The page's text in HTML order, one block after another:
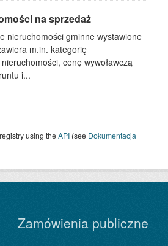
na sprzedaż
nieruchomości gminne wystawione
m.in. kategorię
cenę wywoławczą
i...
using theAPI (see Dokumentacja
Zamówienia publiczne